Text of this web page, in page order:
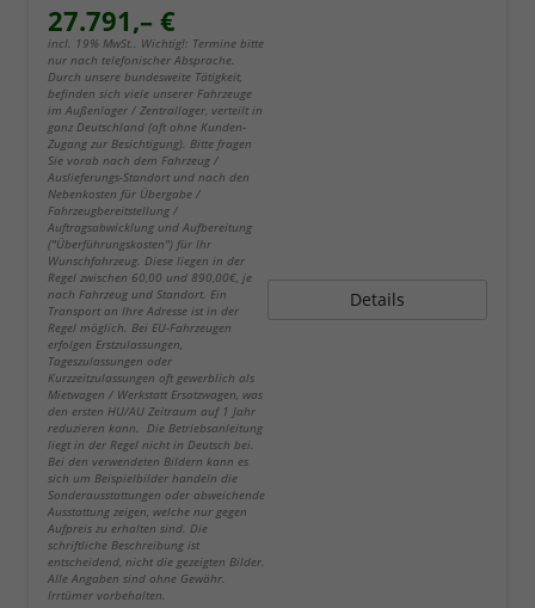
27.791,– €
incl. 19% MwSt.. Wichtig!: Termine bitte
nur nach telefonischer Absprache.
Durch unsere bundesweite Tätigkeit,
befinden sich viele unserer Fahrzeuge
im Außenlager / Zentrallager, verteilt in
ganz Deutschland (oft ohne Kunden-
Zugang zur Besichtigung). Bitte fragen
Sie vorab nach dem Fahrzeug /
Auslieferungs-Standort und nach den
Nebenkosten für Übergabe /
Fahrzeugbereitstellung /
Auftragsabwicklung und Aufbereitung
("Überführungskosten") für Ihr
Wunschfahrzeug. Diese liegen in der
Regel zwischen 60,00 und 890,00€, je
nach Fahrzeug und Standort. Ein
Transport an Ihre Adresse ist in der
Regel möglich. Bei EU-Fahrzeugen
erfolgen Erstzulassungen,
Tageszulassungen oder
Kurzzeitzulassungen oft gewerblich als
Mietwagen / Werkstatt Ersatzwagen, was
den ersten HU/AU Zeitraum auf 1 Jahr
reduzieren kann. Die Betriebsanleitung
liegt in der Regel nicht in Deutsch bei.
Bei den verwendeten Bildern kann es
sich um Beispielbilder handeln die
Sonderausstattungen oder abweichende
Ausstattung zeigen, welche nur gegen
Aufpreis zu erhalten sind. Die
schriftliche Beschreibung ist
entscheidend, nicht die gezeigten Bilder.
Alle Angaben sind ohne Gewähr.
Irrtümer vorbehalten.
Details